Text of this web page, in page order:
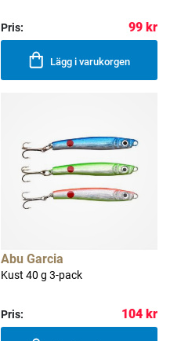
Pris: 99 kr
Lägg i varukorgen
Abu Garcia
Kust 40 g 3-pack
Pris: 104 kr